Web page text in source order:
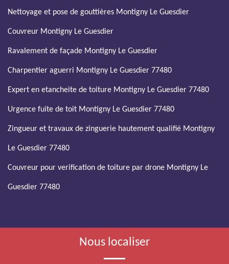
Nettoyage et pose de gouttières Montigny Le Guesdier
Couvreur Montigny Le Guesdier
Ravalement de façade Montigny Le Guesdier
Charpentier aguerri Montigny Le Guesdier 77480
Expert en etancheite de toiture Montigny Le Guesdier 77480
Urgence fuite de toit Montigny Le Guesdier 77480
Zingueur et travaux de zinguerie hautement qualifié Montigny
Le Guesdier 77480
Couvreur pour verification de toiture par drone Montigny Le
Guesdier 77480
Nous localiser